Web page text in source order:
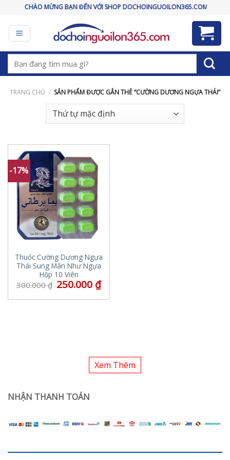
content
CHÀO MỪNG BẠN ĐẾN VỚI SHOP DOCHOINGUOILON365.COM
Tìm
kiếm:
TRANG CHỦ / SẢN PHẨM ĐƯỢC GẮN THẺ “CƯỜNG DƯƠNG NGỰA THÁI”
-17%
Thuốc Cường Dương Ngựa
Thái Sung Mãn Như Ngựa
Hộp 10 Viên
300.000₫ 250.000 ₫
Xem Thêm
NHẬN THANH TOÁN